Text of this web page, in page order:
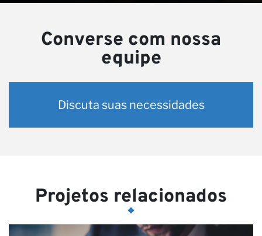
Converse com nossa
equipe
Discuta suas necessidades
Projetos relacionados